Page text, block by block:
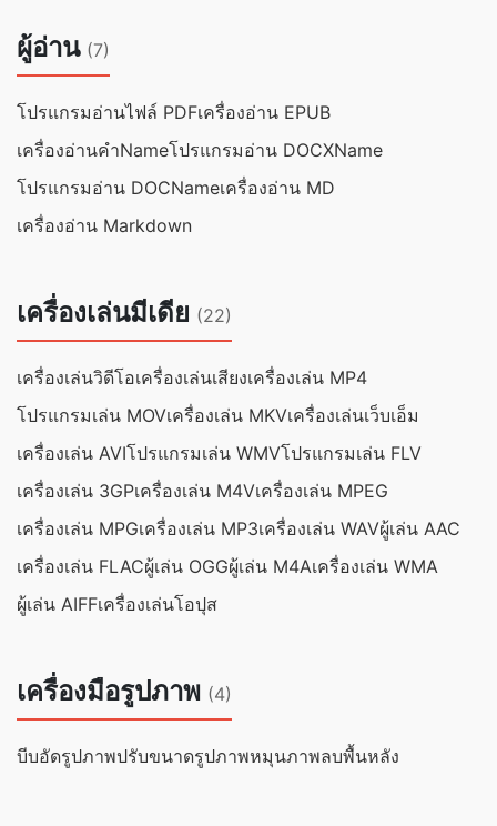
ผู้อ่าน (7)
โปรแกรมอ่านไฟล์ PDFเครื่องอ่าน EPUB
เครื่องอ่านคำNameโปรแกรมอ่าน DOCXName
โปรแกรมอ่าน DOCNameเครื่องอ่าน MD
เครื่องอ่าน Markdown
เครื่องเล่นมีเดีย (22)
เครื่องเล่นวิดีโอเครื่องเล่นเสียงเครื่องเล่น MP4
โปรแกรมเล่น MOVเครื่องเล่น MKVเครื่องเล่นเว็บเอ็ม
เครื่องเล่น AVIโปรแกรมเล่น WMVโปรแกรมเล่น FLV
เครื่องเล่น 3GPเครื่องเล่น M4Vเครื่องเล่น MPEG
เครื่องเล่น MPGเครื่องเล่น MP3เครื่องเล่น WAVผู้เล่น AAC
เครื่องเล่น FLACผู้เล่น OGGผู้เล่น M4Aเครื่องเล่น WMA
ผู้เล่น AIFFเครื่องเล่นโอปุส
เครื่องมือรูปภาพ (4)
บีบอัดรูปภาพปรับขนาดรูปภาพหมุนภาพลบพื้นหลัง